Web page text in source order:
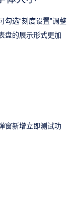
勾选“刻度设置”调整
盘的展示形式更加
窗新增立即测试功